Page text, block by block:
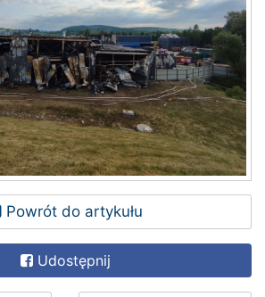
Powrót do artykułu
Udostępnij